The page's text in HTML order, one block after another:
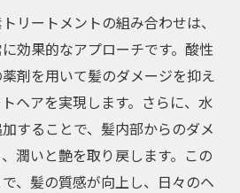
リートメントの組み合わせは、
効果的なアプローチです。酸性
剤を用いて髪のダメージを抑え
ヘアを実現します。さらに、水
することで、髪内部からのダメ
潤いと艶を取り戻します。この
、髪の質感が向上し、日々のヘ